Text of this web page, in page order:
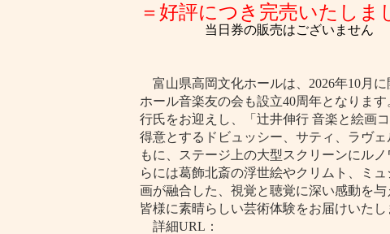
＝好評につき完売いたしま
当日券の販売はございません
富山県高岡文化ホールは、2026年10月
ホール音楽友の会も設立40周年となりま
行氏をお迎えし、「辻井伸行 音楽と絵画
得意とするドビュッシー、サティ、ラヴ
もに、ステージ上の大型スクリーンにル
らには葛飾北斎の浮世絵やクリムト、ミ
画が融合した、視覚と聴覚に深い感動を
皆様に素晴らしい芸術体験をお届けいたし
詳細URL：